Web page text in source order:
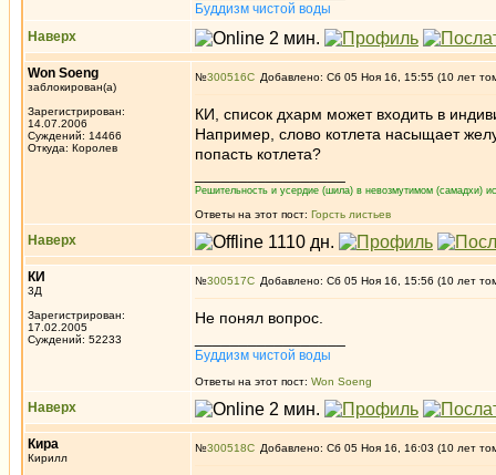
Буддизм чистой воды
Наверх
Won Soeng
заблокирован(а)
Зарегистрирован:
14.07.2006
Суждений: 14466
Откуда: Королев
№300516 Добавлено: Сб 05 Ноя 16, 15:55 (10 лет
КИ, список дхарм может входить в
Например, слово котлета насыщает
попасть котлета?
Решительность и усердие (шила) в невозмутимом (самадхи)
Ответы на этот пост: Горсть листьев
Наверх
КИ
3Д
Зарегистрирован:
17.02.2005
Суждений: 52233
№300517 Добавлено: Сб 05 Ноя 16, 15:56 (10 лет
Не понял вопрос.
Буддизм чистой воды
Ответы на этот пост: Won Soeng
Наверх
Кира
Кирилл
№300518 Добавлено: Сб 05 Ноя 16, 16:03 (10 лет